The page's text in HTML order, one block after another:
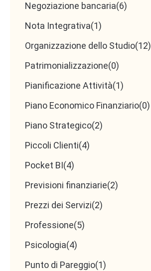
Negoziazione bancaria(6)
Nota Integrativa(1)
Organizzazione dello Studio(12)
Patrimonializzazione(0)
Pianificazione Attività(1)
Piano Economico Finanziario(0)
Piano Strategico(2)
Piccoli Clienti(4)
Pocket BI(4)
Previsioni finanziarie(2)
Prezzi dei Servizi(2)
Professione(5)
Psicologia(4)
Punto di Pareggio(1)